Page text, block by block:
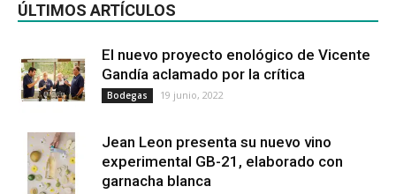
ÚLTIMOS ARTÍCULOS
El nuevo proyecto enológico de Vicente
Gandía aclamado por la crítica
Bodegas 19 junio, 2022
Jean Leon presenta su nuevo vino
experimental GB-21, elaborado con
garnacha blanca